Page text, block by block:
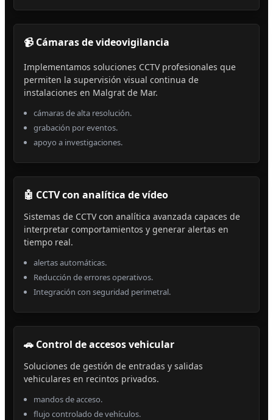
📹 Cámaras de videovigilancia
Implementamos soluciones CCTV profesionales que
permiten la supervisión visual continua de
instalaciones en Malgrat de Mar.
cámaras de alta resolución.
grabación por eventos.
apoyo a investigaciones.
🤖 CCTV con analítica de vídeo
Sistemas de CCTV con analítica avanzada capaces de
interpretar comportamientos y generar alertas en
tiempo real.
alertas automáticas.
Reducción de errores operativos.
Integración con seguridad perimetral.
🚗 Control de accesos vehicular
Soluciones de gestión de entradas y salidas
vehiculares en recintos privados.
mandos de acceso.
flujo controlado de vehículos.